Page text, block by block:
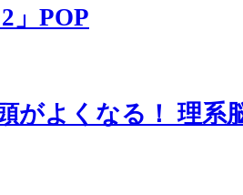
」POP
がよくなる！ 理系